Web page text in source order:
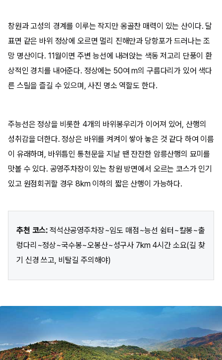
창원과 고성의 경계를 이루는 작지만 옹골찬 매력이 있는 산이다. 달
표면 같은 바위 정상에 오르면 멀리 진해만과 당항포가 드러나는 조
망 명산이다. 11월이면 주변 능선에 내려앉는 색동 저고리 단풍이 환
상적인 경치를 내어준다. 정상에는 50여 m의 구름다리가 있어 색다
른 스릴을 즐길 수 있으며, 사진 명소 역할도 한다.
주능선은 정상을 비롯한 4개의 바위봉우리가 이어져 있어, 산행의
성취감을 더한다. 정상은 바위를 켜켜이 쌓아 놓은 것 같다 하여 이름
이 유래하며, 바위틈인 통천문을 지날 땐 잔잔한 암릉산행의 묘미를
맛볼 수 있다. 공영주차장이 있는 창원 방면에서 오르는 코스가 인기
있고 원점회귀할 경우 8km 이하의 짧은 산행이 가능하다.
추천 코스: 적석산공영주차장~임도 매점~능선 쉼터~칼봉~출
렁다리~정상~국수봉~오봉산~성구사 7km 4시간 소요(길 찾
기 신경 쓰고, 비탈길 주의해야)